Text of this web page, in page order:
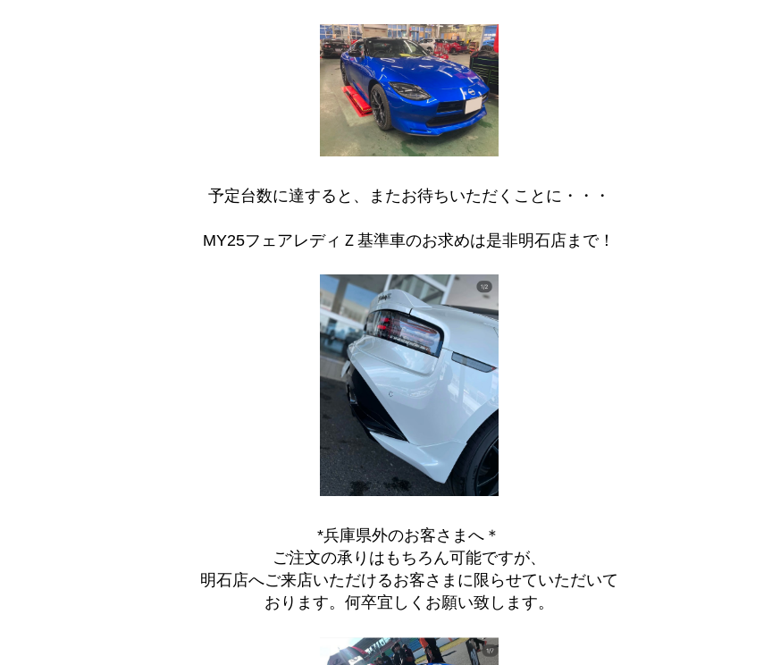
予定台数に達すると、またお待ちいただくことに・・・
MY25フェアレディＺ基準車のお求めは是非明石店まで！
*兵庫県外のお客さまへ＊
ご注文の承りはもちろん可能ですが、
明石店へご来店いただけるお客さまに限らせていただいて
おります。何卒宜しくお願い致します。